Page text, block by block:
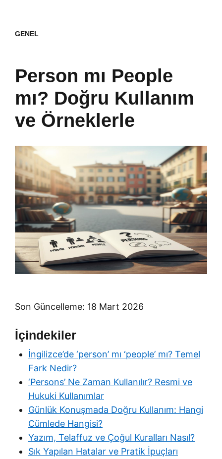
GENEL
Person mı People
mı? Doğru Kullanım
ve Örneklerle
Son Güncelleme: 18 Mart 2026
İçindekiler
İngilizce’de ‘person’ mı ‘people’ mı? Temel
Fark Nedir?
‘Persons’ Ne Zaman Kullanılır? Resmi ve
Hukuki Kullanımlar
Günlük Konuşmada Doğru Kullanım: Hangi
Cümlede Hangisi?
Yazım, Telaffuz ve Çoğul Kuralları Nasıl?
Sık Yapılan Hatalar ve Pratik İpuçları